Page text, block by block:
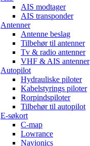
AIS modtager
AIS transponder
Antenner
Antenne beslag
Tilbehør til antenner
Tv & radio antenner
VHF & AIS antenner
Autopilot
Hydrauliske piloter
Kabelstyrings piloter
Rorpindspiloter
Tilbehør til autopilot
E-søkort
C-map
Lowrance
Navionics